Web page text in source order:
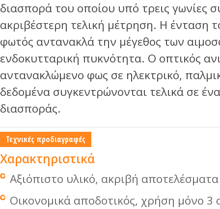
διασπορά του οποίου υπό τρεις γωνίες
ακριβέστερη τελική μέτρηση. Η ένταση
φωτός αντανακλά την μέγεθος των
ενδοκυτταρική πυκνότητα. Ο οπτικός
αντανακλώμενο φως σε ηλεκτρικό,
δεδομένα συγκεντρώνονται τελικά σε
διασποράς.
Τεχνικές προδιαγραφές
Χαρακτηριστικά
Αξιόπιστο υλικό, ακριβή αποτελέσματα
Οικονομικά αποδοτικός, χρήση μόνο 3